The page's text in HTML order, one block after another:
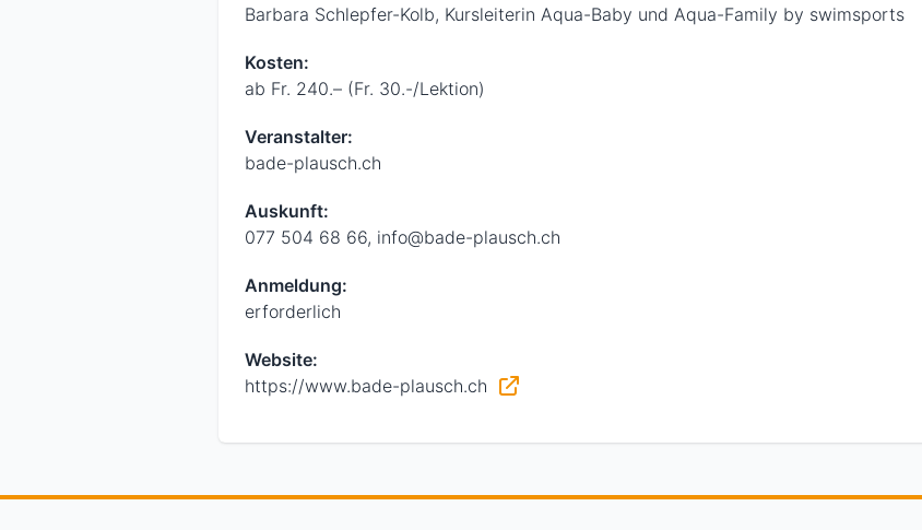
Barbara Schlepfer-Kolb, Kursleiterin Aqua-Baby und Aqua-Family by swimsports
Kosten:
ab Fr. 240.– (Fr. 30.-/Lektion)
Veranstalter:
bade-plausch.ch
Auskunft:
077 504 68 66, info@bade-plausch.ch
Anmeldung:
erforderlich
Website:
https://www.bade-plausch.ch